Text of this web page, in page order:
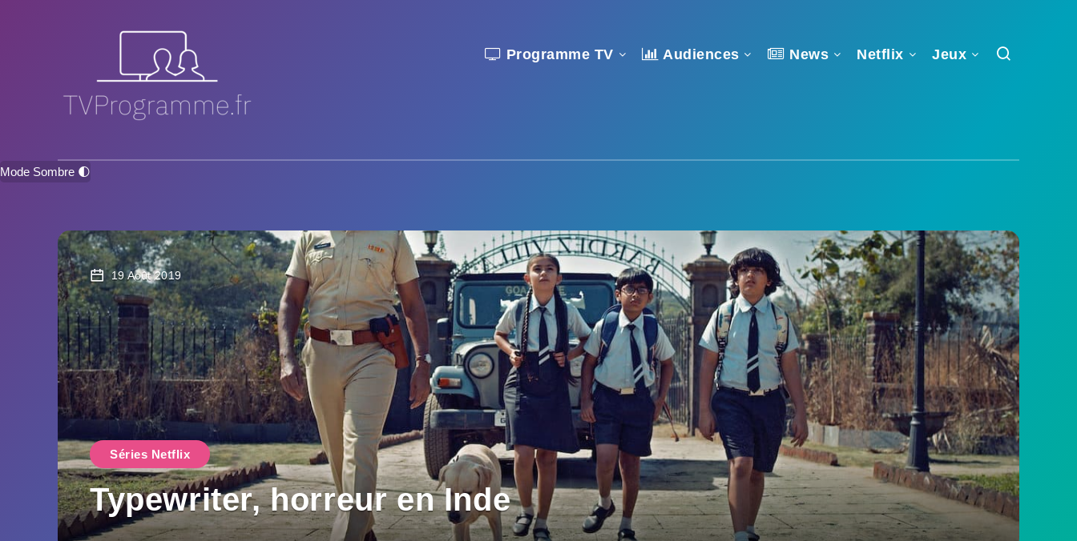
Programme TV Audiences News Netflix Jeux
Mode Sombre 🌓
19 Août 2019
Séries Netflix
Typewriter, horreur en Inde